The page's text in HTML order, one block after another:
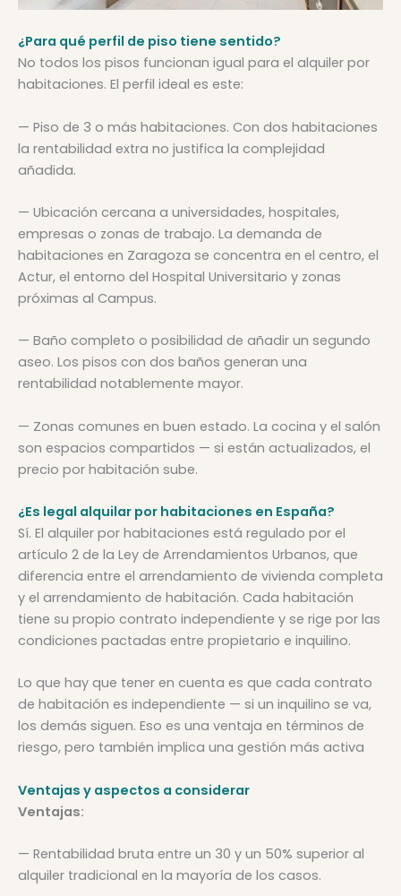
¿Para qué perfil de piso tiene sentido?
No todos los pisos funcionan igual para el alquiler por
habitaciones. El perfil ideal es este:
— Piso de 3 o más habitaciones. Con dos habitaciones
la rentabilidad extra no justifica la complejidad
añadida.
— Ubicación cercana a universidades, hospitales,
empresas o zonas de trabajo. La demanda de
habitaciones en Zaragoza se concentra en el centro, el
Actur, el entorno del Hospital Universitario y zonas
próximas al Campus.
— Baño completo o posibilidad de añadir un segundo
aseo. Los pisos con dos baños generan una
rentabilidad notablemente mayor.
— Zonas comunes en buen estado. La cocina y el salón
son espacios compartidos — si están actualizados, el
precio por habitación sube.
¿Es legal alquilar por habitaciones en España?
Sí. El alquiler por habitaciones está regulado por el
artículo 2 de la Ley de Arrendamientos Urbanos, que
diferencia entre el arrendamiento de vivienda completa
y el arrendamiento de habitación. Cada habitación
tiene su propio contrato independiente y se rige por las
condiciones pactadas entre propietario e inquilino.
Lo que hay que tener en cuenta es que cada contrato
de habitación es independiente — si un inquilino se va,
los demás siguen. Eso es una ventaja en términos de
riesgo, pero también implica una gestión más activa
Ventajas y aspectos a considerar
Ventajas:
— Rentabilidad bruta entre un 30 y un 50% superior al
alquiler tradicional en la mayoría de los casos.